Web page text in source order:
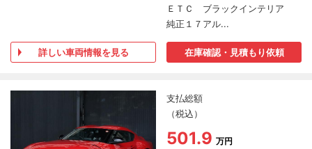
ＥＴＣ ブラックインテリア
純正１７アル...
詳しい車両情報を見る 在庫確認・見積もり依頼
支払総額
（税込）
501.9 万円